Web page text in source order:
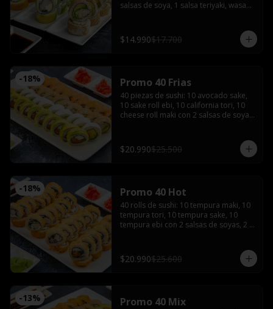
salsas de soya, 1 salsa teriyaki, wasabi,
$14.990$17.700
-18% Promo 40 Frias
40 piezas de sushi: 10 avocado sake,
10 sake roll ebi, 10 california tori, 10
cheese roll maki con 2 salsas de soya,
$20.990$25.500
-18% Promo 40 Hot
40 rolls de sushi: 10 tempura maki, 10
tempura tori, 10 tempura sake, 10
tempura ebi con 2 salsas de soyas, 2
$20.990$25.600
-13% Promo 40 Mix